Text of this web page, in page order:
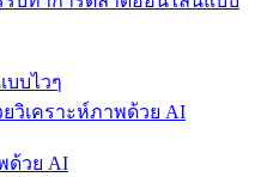
บไวๆ
ด้วย AI